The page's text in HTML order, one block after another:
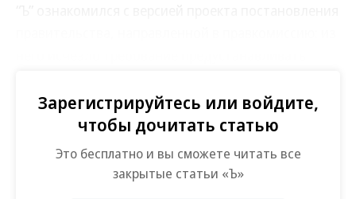
смарт-телевизоры.
В Минцифры подтвердили, что отказались
от этого положения, так как «нужна
дополнительная проработка аспектов его
Зарегистрируйтесь или войдите,
чтобы дочитать статью
Это бесплатно и вы сможете читать все
закрытые статьи «Ъ»